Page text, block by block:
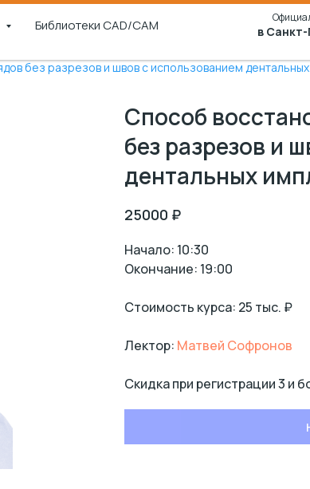
Библиотеки CAD/CAM
в
без разрезов и швов с использованием
Способ
без разрезов и
дентальных
25000 ₽
Начало: 10:30
Окончание: 19:00
Стоимость курса: 25 тыс. ₽
Лектор: Матвей Софронов
Скидка при регистрации 3 и